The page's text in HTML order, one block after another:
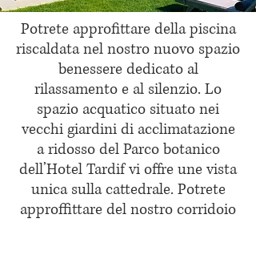
Potrete approfittare della piscina
riscaldata nel nostro nuovo spazio
benessere dedicato al
rilassamento e al silenzio. Lo
spazio acquatico situato nei
vecchi giardini di acclimatazione
a ridosso del Parco botanico
dell’Hotel Tardif vi offre une vista
unica sulla cattedrale. Potrete
approffittare del nostro corridoio